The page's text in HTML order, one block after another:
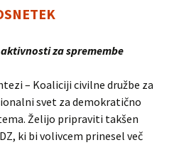
aktivnosti za spremembe
– Koaliciji civilne družbe za
svet za demokratično
Želijo pripraviti takšen
ki bi volivcem prinesel več